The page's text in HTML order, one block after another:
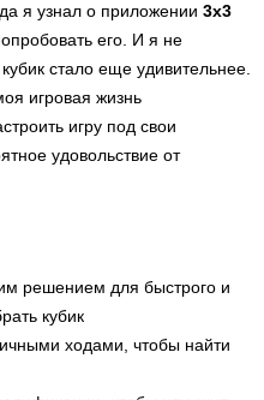
я узнал о приложении 3x3
его. И я не
стало еще удивительнее.
игровая жизнь
игру под свои
удовольствие от
решением для быстрого и
кубик
ходами, чтобы найти